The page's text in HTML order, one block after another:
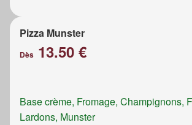
Pizza Munster
Dès 13.50 €
Base crème, Fromage, Champignons,
Lardons, Munster